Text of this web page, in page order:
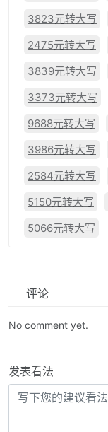
3823元转大写
2475元转大写
3839元转大写
3373元转大写
9688元转大写
3986元转大写
2584元转大写
5150元转大写
5066元转大写
评论
No comment yet.
发表看法